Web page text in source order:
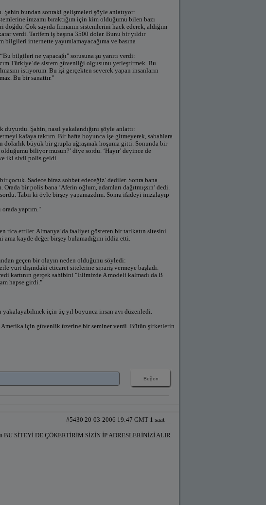
Şahin bundan sonraki gelişmeleri şöyle anlatıyor:
imzamı bıraktığım için kim olduğumu bilen bazı
Çok sayıda firmanın sistemlerini hack ederek, aldığım
verdi. Tarifem iş başına 3500 dolar. Bunu bir yıldır
bilgileri internette yayımlamayacağıma ve basına
bilgileri ne yapacağı" sorusuna şu yanıtı verdi:
Türkiye’de sistem güvenliği olgusunu yerleştirmek. Bu
istiyorum. Bu işi gerçekten severek yapan insanların
Bu bir sanattır."
duyurdu. Şahin, nasıl yakalandığını şöyle anlattı:
kafaya taktım. Bir hafta boyunca işe gitmeyerek, sabahlara
dolarlık büyük bir grupla uğraşmak hoşuma gitti. Sonunda bir
biliyor musun?’ diye sordu. ‘Hayır’ deyince de
ve iki sivil polis geldi.
çocuk. Sadece biraz sohbet edeceğiz’ dediler. Sonra bana
bir polis bana ‘Aferin oğlum, adamları dağıtmışsın’ dedi.
Tabii ki öyle birşey yapamazdım. Sonra ifadeyi imzalayıp
orada yaptım."
rica ettiler. Almanya’da faaliyet gösteren bir tarikatın sitesini
kayde değer birşey bulamadığını iddia etti.
geçen bir olayın neden olduğunu söyledi:
yurt dışındaki eticaret sitelerine sipariş vermeye başladı.
kartının gerçek sahibini “Elimizde A modeli kalmadı da B
hapse girdi."
için üç yıl boyunca insan avı düzenledi.
için güvenlik üzerine bir seminer verdi. Bütün şirketlerin
#5430 20-03-2006 19:47 GMT-1 saat
SİTEYİ DE ÇÖKERTİRİM SİZİN İP ADRESLERİNİZİ ALIR